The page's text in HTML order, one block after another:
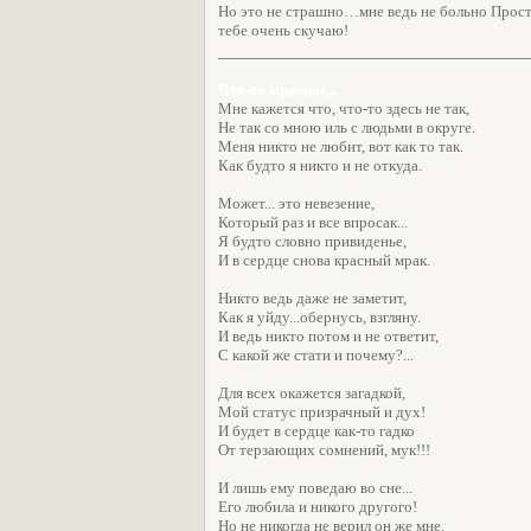
Но это не страшно…мне ведь не больно
тебе очень скучаю!
Мне кажется что, что-то здесь не так,
Не так со мною иль с людьми в округе.
Меня никто не любит, вот как то так.
Как будто я никто и не откуда.
Может... это невезение,
Который раз и все впросак...
Я будто словно привиденье,
И в сердце снова красный мрак.
Никто ведь даже не заметит,
Как я уйду...обернусь, взгляну.
И ведь никто потом и не ответит,
С какой же стати и почему?...
Для всех окажется загадкой,
Мой статус призрачный и дух!
И будет в сердце как-то гадко
От терзающих сомнений, мук!!!
И лишь ему поведаю во сне...
Его любила и никого другого!
Но не никогда не верил он же мне.